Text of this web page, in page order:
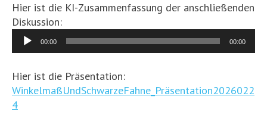
Hier ist die KI-Zusammenfassung der anschließenden
Diskussion:
Audio-
Player
00:00 00:00
Hier ist die Präsentation:
WinkelmaßUndSchwarzeFahne_Präsentation2026022
4